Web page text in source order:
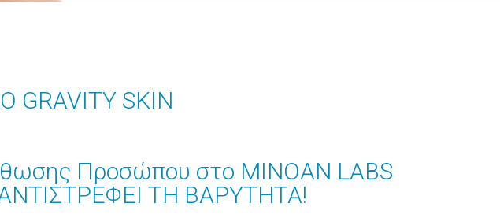
GRAVITY SKIN
Προσώπου στο MINOAN LABS
ΤΗ ΒΑΡΥΤΗΤΑ!